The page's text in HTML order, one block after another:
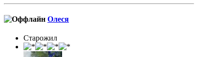
Олеся
Старожил